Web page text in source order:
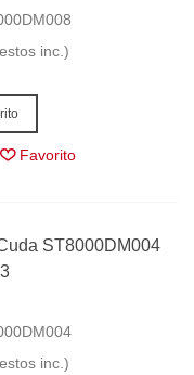
inc.)
Favorito
ST8000DM004
inc.)